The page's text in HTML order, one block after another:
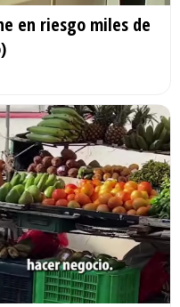
en riesgo miles de